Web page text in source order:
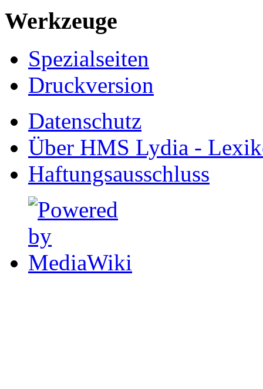
Werkzeuge
Spezialseiten
Druckversion
Datenschutz
Über HMS Lydia -
Haftungsausschluss